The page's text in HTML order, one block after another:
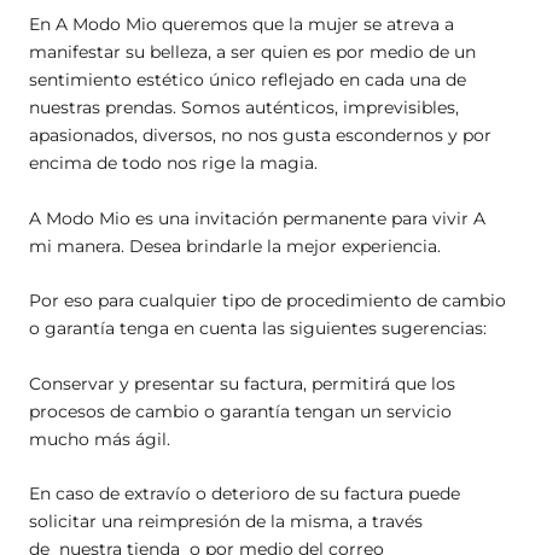
En A Modo Mio queremos que la mujer se atreva a
manifestar su belleza, a ser quien es por medio de un
sentimiento estético único reflejado en cada una de
nuestras prendas. Somos auténticos, imprevisibles,
apasionados, diversos, no nos gusta escondernos y por
encima de todo nos rige la magia.
A Modo Mio es una invitación permanente para vivir A
mi manera. Desea brindarle la mejor experiencia.
Por eso para cualquier tipo de procedimiento de cambio
o garantía tenga en cuenta las siguientes sugerencias:
Conservar y presentar su factura, permitirá que los
procesos de cambio o garantía tengan un servicio
mucho más ágil.
En caso de extravío o deterioro de su factura puede
solicitar una reimpresión de la misma, a través
de nuestra tienda o por medio del correo